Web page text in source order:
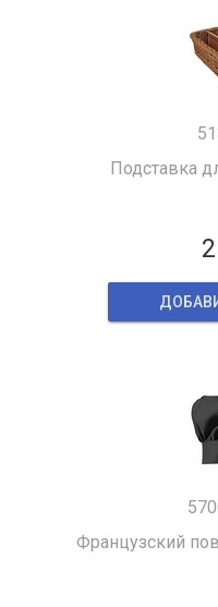
Подставка
Французский